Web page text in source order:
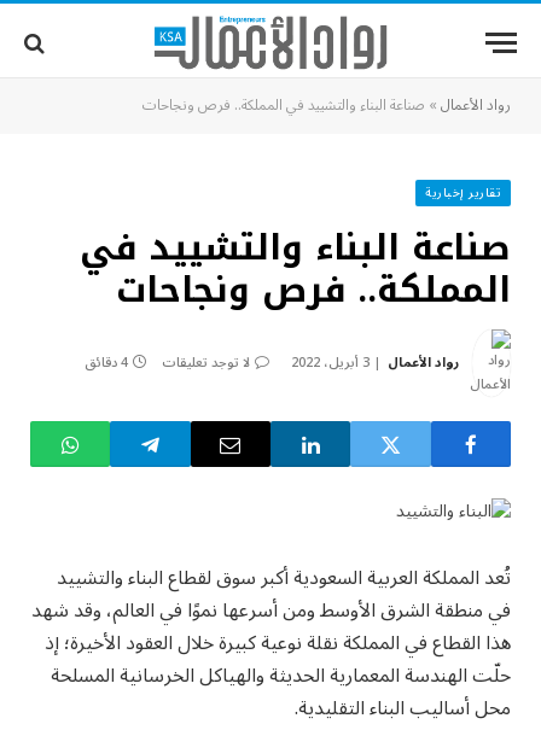
رواد الأعمال» صناعة البناء والتشييد في المملكة.. فرص ونجاحات
تقارير إخبارية
صناعة البناء والتشييد في
المملكة.. فرص ونجاحات
رواد الأعمال 3 أبريل، 2022 لا توجد تعليقات 4 دقائق
تُعد المملكة العربية السعودية أكبر سوق لقطاع البناء والتشييد
في منطقة الشرق الأوسط ومن أسرعها نموًا في العالم، وقد شهد
هذا القطاع في المملكة نقلة نوعية كبيرة خلال العقود الأخيرة؛ إذ
حلّت الهندسة المعمارية الحديثة والهياكل الخرسانية المسلحة
محل أساليب البناء التقليدية.